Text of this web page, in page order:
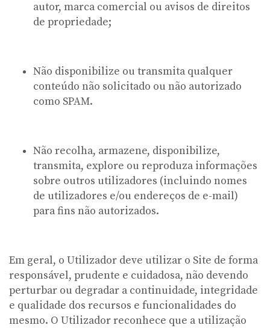
autor, marca comercial ou avisos de direitos
de propriedade;
Não disponibilize ou transmita qualquer
conteúdo não solicitado ou não autorizado
como SPAM.
Não recolha, armazene, disponibilize,
transmita, explore ou reproduza informações
sobre outros utilizadores (incluindo nomes
de utilizadores e/ou endereços de e-mail)
para fins não autorizados.
Em geral, o Utilizador deve utilizar o Site de forma
responsável, prudente e cuidadosa, não devendo
perturbar ou degradar a continuidade, integridade
e qualidade dos recursos e funcionalidades do
mesmo. O Utilizador reconhece que a utilização